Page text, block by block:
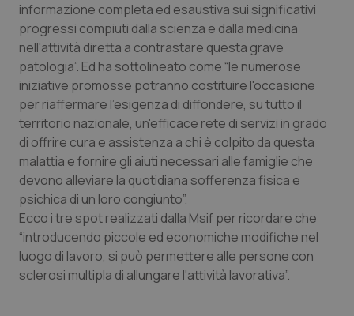
Provincia Autonoma di Bolzano
Provincia Autonoma di Trento
Puglia
Sardegna
Sicilia
Toscana
Umbria
Infezioni & Febbre
Ipertensione & Scompenso
Malattie rare
Malattia di Crohn & Rettocolite Ulcerosa
Neuroscienze & patologie neurodegenerative
Obesità
Oftalmologia
informazione completa ed esaustiva sui significativi
progressi compiuti dalla scienza e dalla medicina
nell'attività diretta a contrastare questa grave
patologia”. Ed ha sottolineato come “le numerose
iniziative promosse potranno costituire l'occasione
per riaffermare l'esigenza di diffondere, su tutto il
territorio nazionale, un'efficace rete di servizi in grado
di offrire cura e assistenza a chi è colpito da questa
malattia e fornire gli aiuti necessari alle famiglie che
devono alleviare la quotidiana sofferenza fisica e
psichica di un loro congiunto”.
Ecco i tre spot realizzati dalla Msif per ricordare che
“introducendo piccole ed economiche modifiche nel
luogo di lavoro, si può permettere alle persone con
sclerosi multipla di allungare l'attività lavorativa”.